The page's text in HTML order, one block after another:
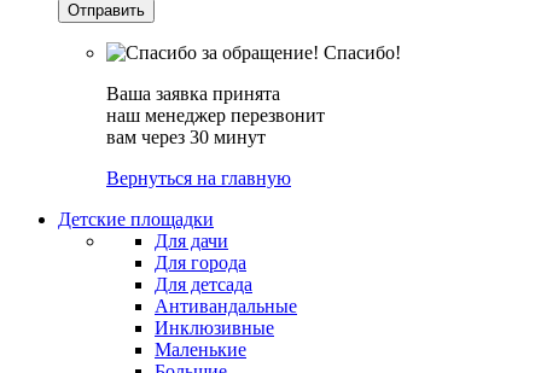
Спасибо!
Ваша заявка принята
наш менеджер перезвонит
вам через 30 минут
Вернуться на главную
Детские площадки
Для дачи
Для города
Для детсада
Антивандальные
Инклюзивные
Маленькие